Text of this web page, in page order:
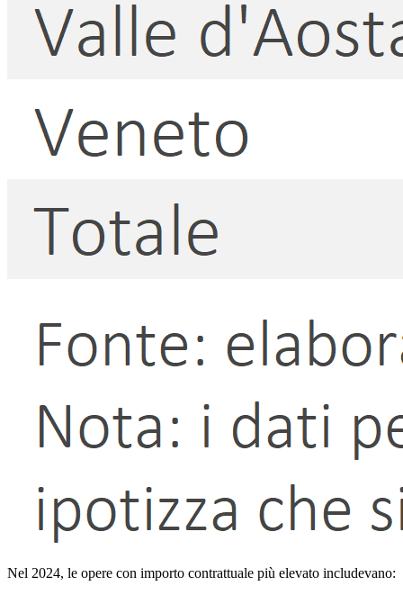
Nel 2024, le opere con importo contrattuale più elevato includevano: